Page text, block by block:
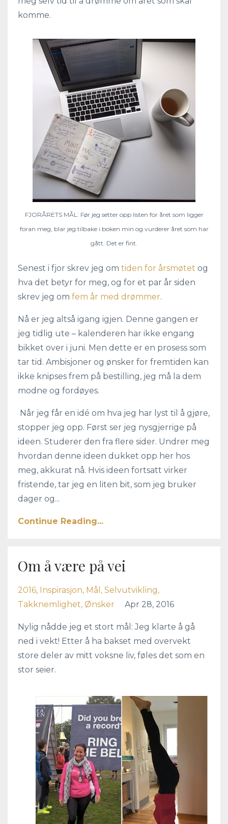
komme.
FJORÅRETS MÅL: Før jeg setter opp listen for året som ligger
foran meg, blar jeg tilbake i boken min og vurderer året som har
gått. Det er fint.
Senest i fjor skrev jeg om tiden for årsmøtet og
hva det betyr for meg, og for et par år siden
skrev jeg om fem år med drømmer.
Nå er jeg altså igang igjen. Denne gangen er
jeg tidlig ute – kalenderen har ikke engang
bikket over i juni. Men dette er en prosess som
tar tid. Ambisjoner og ønsker for fremtiden kan
ikke knipses frem på bestilling, jeg må la dem
modne og fordøyes.
Når jeg får en idé om hva jeg har lyst til å gjøre,
stopper jeg opp. Først ser jeg nysgjerrige på
ideen. Studerer den fra flere sider. Undrer meg
hvordan denne ideen dukket opp her hos
meg, akkurat nå. Hvis ideen fortsatt virker
fristende, tar jeg en liten bit, som jeg bruker
dager og...
Continue Reading...
Om å være på vei
2016 Inspirasjon Mål
Selvutvikling
Takknemlighet Ønsker Apr 28, 2016
Nylig nådde jeg et stort mål: Jeg klarte å gå
ned i vekt! Etter å ha bakset med overvekt
store deler av mitt voksne liv, føles det som en
stor seier.